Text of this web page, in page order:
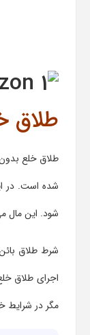
طلاق
طلاق خلع
شده است. در
شود. این مال
شرط طلاق
اجرای طلاق
مگر در شرایط